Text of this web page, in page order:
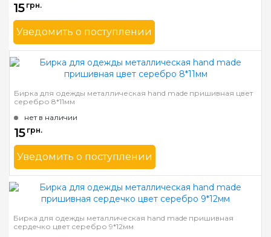
15 грн.
Уведомить о поступлении
Бренд
Mnogonitok
Страна-производитель
Украина
Бирка для одежды металлическая hand made пришивная цвет
серебро 8*11мм
нет в наличии
15 грн.
Уведомить о поступлении
Бренд
Mnogonitok
Страна-производитель
Украина
Бирка для одежды металлическая hand made пришивная
сердечко цвет серебро 9*12мм